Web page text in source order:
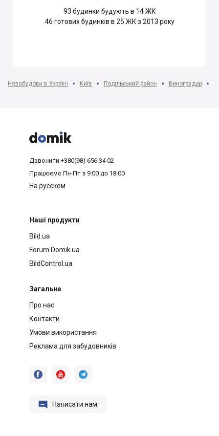
93 будинки будують в 14 ЖК
46 готових будинків в 25 ЖК з 2013 року
Новобудови в Україні Київ Подільський район Виноградар



Дзвонити +380(98) 656 34 02
Працюємо Пн-Пт з 9:00 до 18:00
На русском
Наші продукти
Bild.ua
Forum.Domik.ua
BildControl.ua
Загальне
Про нас
Контакти
Умови використання
Реклама для забудовників
  
 Написати нам